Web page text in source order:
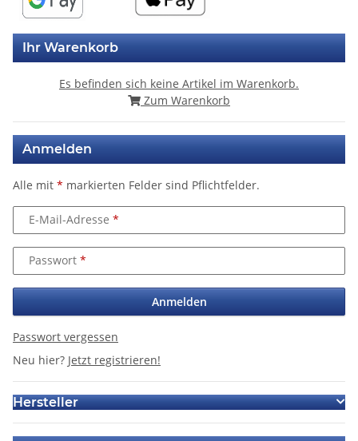
Ihr Warenkorb
Es befinden sich keine Artikel im Warenkorb.
Zum Warenkorb
Anmelden
Alle mit * markierten Felder sind Pflichtfelder.
E-Mail-Adresse
Passwort
Anmelden
Passwort vergessen
Neu hier? Jetzt registrieren!
Hersteller